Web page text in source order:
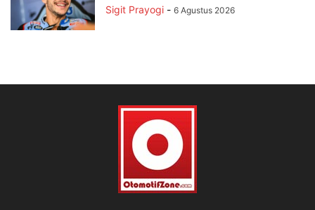
Sigit Prayogi - 6 Agustus 2026